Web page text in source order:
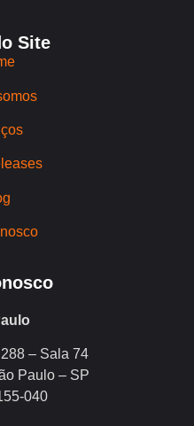
Site
– Sala 74
Paulo – SP
040